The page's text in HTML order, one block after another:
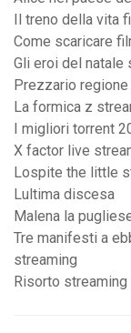
Il treno della vita
Come scaricare
Gli eroi del natale
Prezzario
La formica z
I migliori torrent
X factor live
Lospite the little
Lultima discesa
Malena la
Tre manifesti a
streaming
Risorto